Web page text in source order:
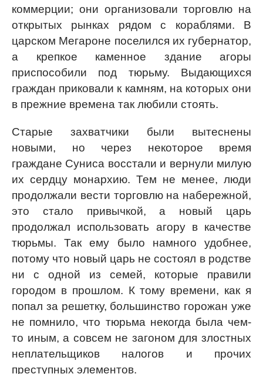
коммерции; они организовали торговлю на
открытых рынках рядом с кораблями. В
царском Мегароне поселился их губернатор,
а крепкое каменное здание агоры
приспособили под тюрьму. Выдающихся
граждан приковали к камням, на которых они
в прежние времена так любили стоять.
Старые захватчики были вытеснены
новыми, но через некоторое время
граждане Суниса восстали и вернули милую
их сердцу монархию. Тем не менее, люди
продолжали вести торговлю на набережной,
это стало привычкой, а новый царь
продолжал использовать агору в качестве
тюрьмы. Так ему было намного удобнее,
потому что новый царь не состоял в родстве
ни с одной из семей, которые правили
городом в прошлом. К тому времени, как я
попал за решетку, большинство горожан уже
не помнило, что тюрьма некогда была чем-
то иным, а совсем не загоном для злостных
неплательщиков налогов и прочих
преступных элементов.